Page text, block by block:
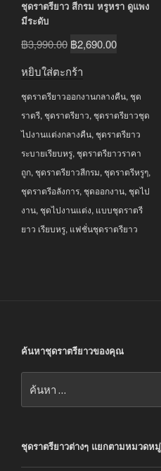
ชุดราตรียาว สีกรม หรูหรา ดูแพง
มีระดับ
฿3,990.00 Original
฿3,990.00.
฿2,690.00Current
฿
หยิบใส่ตะกร้า
ชุดราตรียาวออกงานกลางคืน, ชุด
ราตรี, ชุดราตรียาว, ชุดราตรียาวชุด
ไปงานแต่งกลางคืน, ชุดราตรียาว
ระบายเรียบหรู, ชุดราตรียาวราคา
ถูก, ชุดราตรียาวสีกรม, ชุดราตรีหรูๆ,
ชุดราตรีอลังการ, ชุดออกงาน, ชุดไป
งาน, ชุดไปงานแต่ง, แบบชุดราตรี
ยาว เรียบหรู, แฟชั่นชุดราตรียาว
ค้นหาชุดราตรียาวของคุณ
ชุดราตรียาวต่างๆ แยกตามหมวดหมู่